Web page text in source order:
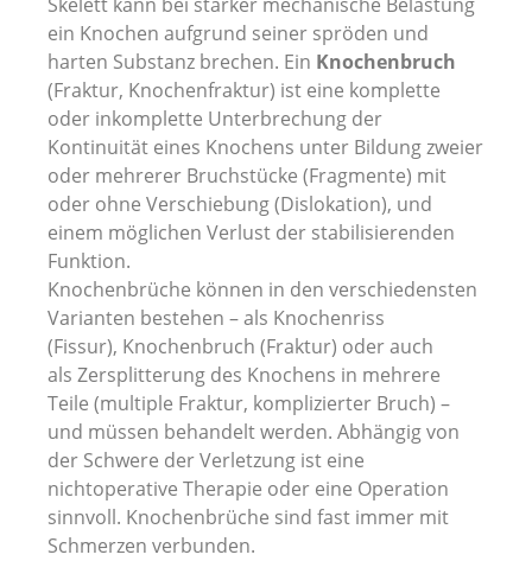
ein Knochen aufgrund seiner spröden und
harten Substanz brechen. Ein Knochenbruch
(Fraktur, Knochenfraktur) ist eine komplette
oder inkomplette Unterbrechung der
Kontinuität eines Knochens unter Bildung zweier
oder mehrerer Bruchstücke (Fragmente) mit
oder ohne Verschiebung (Dislokation), und
einem möglichen Verlust der stabilisierenden
Funktion.
Knochenbrüche können in den verschiedensten
Varianten bestehen – als Knochenriss
(Fissur), Knochenbruch (Fraktur) oder auch
als Zersplitterung des Knochens in mehrere
Teile (multiple Fraktur, komplizierter Bruch) –
und müssen behandelt werden. Abhängig von
der Schwere der Verletzung ist eine
nichtoperative Therapie oder eine Operation
sinnvoll. Knochenbrüche sind fast immer mit
Schmerzen verbunden.